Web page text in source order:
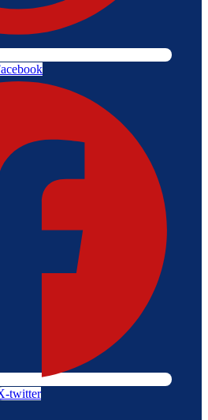
twitter